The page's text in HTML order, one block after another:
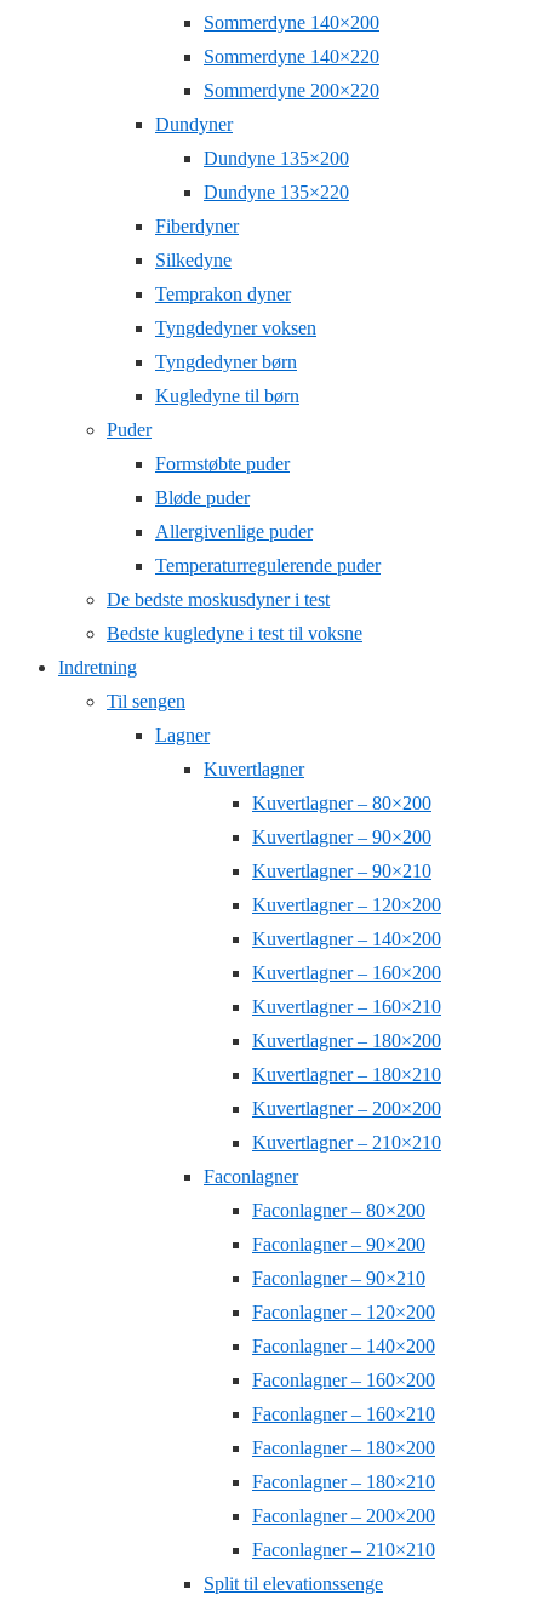
Sommerdyne 140×200
Sommerdyne 140×220
Sommerdyne 200×220
Dundyner
Dundyne 135×200
Dundyne 135×220
Fiberdyner
Silkedyne
Temprakon dyner
Tyngdedyner voksen
Tyngdedyner børn
Kugledyne til børn
Puder
Formstøbte puder
Bløde puder
Allergivenlige puder
Temperaturregulerende puder
De bedste moskusdyner i test
Bedste kugledyne i test til voksne
Indretning
Til sengen
Lagner
Kuvertlagner
Kuvertlagner – 80×200
Kuvertlagner – 90×200
Kuvertlagner – 90×210
Kuvertlagner – 120×200
Kuvertlagner – 140×200
Kuvertlagner – 160×200
Kuvertlagner – 160×210
Kuvertlagner – 180×200
Kuvertlagner – 180×210
Kuvertlagner – 200×200
Kuvertlagner – 210×210
Faconlagner
Faconlagner – 80×200
Faconlagner – 90×200
Faconlagner – 90×210
Faconlagner – 120×200
Faconlagner – 140×200
Faconlagner – 160×200
Faconlagner – 160×210
Faconlagner – 180×200
Faconlagner – 180×210
Faconlagner – 200×200
Faconlagner – 210×210
Split til elevationssenge